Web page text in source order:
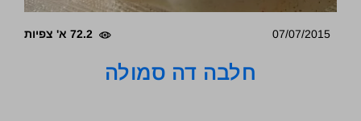
07/07/2015 72.2 א' צפיות
חלבה דה סמולה